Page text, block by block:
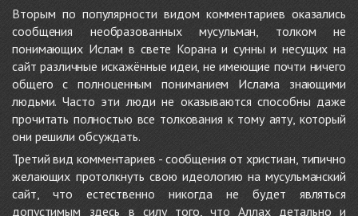
Вторым по популярности видом комментариев оказались
сообщения необразованных мусульман, толком не
понимающих Ислам в свете Корана и сунны и несущих на
сайт различные искажённые идеи, не имеющие почти ничего
общего с полноценным пониманием Ислама знающими
людьми. Часто эти люди не оказываются способны даже
прочитать полностью все толкования к тому аяту, который
они решили обсуждать.
Третий вид комментариев - сообщения от христиан, типично
желающих протолкнуть свою идеологию на мусульманский
сайт, что естественно никогда не будет являться
допустимым здесь в силу того, что Аллах детально и